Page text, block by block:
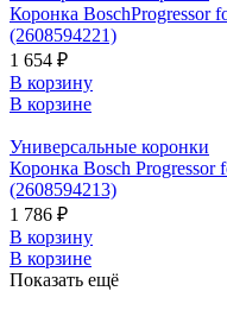
Коронка BoschProgressor
(2608594221)
1 654 ₽
В корзину
В корзине
Универсальные коронки
Коронка Bosch
(2608594213)
1 786 ₽
В корзину
В корзине
Показать ещё